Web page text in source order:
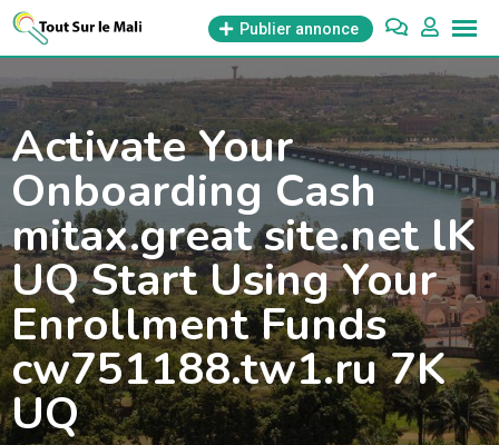
Aller
contenu
Publier annonce
Activate Your
Onboarding Cash
mitax.great site.net lK
UQ Start Using Your
Enrollment Funds
cw751188.tw1.ru 7K
UQ